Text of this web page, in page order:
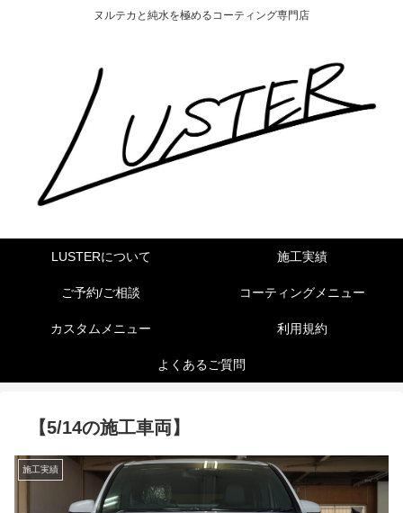
ヌルテカと純水を極めるコーティング専門店
LUSTERについて 施工実績
ご予約/ご相談 コーティングメニュー
カスタムメニュー 利用規約
よくあるご質問
【5/14の施工車両】
施工実績